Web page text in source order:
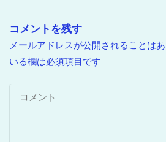
コメントを残す
メールアドレスが公開されることはあ
いる欄は必須項目です